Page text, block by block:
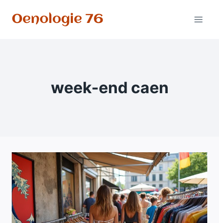
Oenologie 76
week-end caen